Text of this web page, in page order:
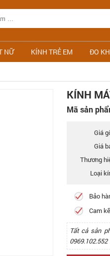
NỮ KÍNH TRẺ EM ĐO
KÍNH
Mã sản
Giá
Giá
Thương
Loại
Bảo
Cam
Tất cả sản
0969.102.552